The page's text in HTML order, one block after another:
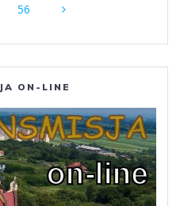
Strona
56
ON-LINE